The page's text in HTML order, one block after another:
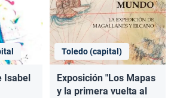
Isabel
Toledo (capital)
Exposición "Los Mapas
y la primera vuelta al